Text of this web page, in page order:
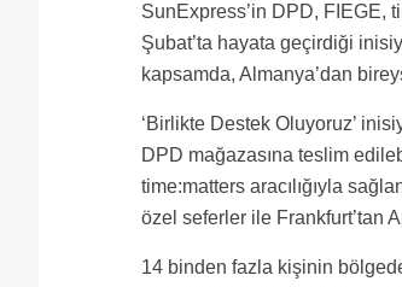
SunExpress’in DPD, FIEGE,
Şubat’ta hayata geçirdiği
kapsamda, Almanya’dan
‘Birlikte Destek Oluyoruz’
DPD mağazasına teslim
time:matters aracılığıyla
özel seferler ile Frankfurt’tan
14 binden fazla kişinin